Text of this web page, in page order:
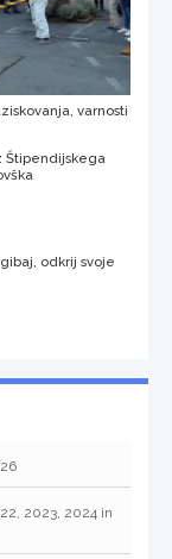
varnosti
Štipendijskega
odkrij svoje
2023, 2024 in